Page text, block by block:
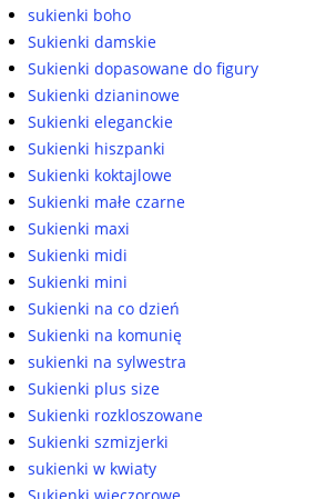
sukienki boho
Sukienki damskie
Sukienki dopasowane do figury
Sukienki dzianinowe
Sukienki eleganckie
Sukienki hiszpanki
Sukienki koktajlowe
Sukienki małe czarne
Sukienki maxi
Sukienki midi
Sukienki mini
Sukienki na co dzień
Sukienki na komunię
sukienki na sylwestra
Sukienki plus size
Sukienki rozkloszowane
Sukienki szmizjerki
sukienki w kwiaty